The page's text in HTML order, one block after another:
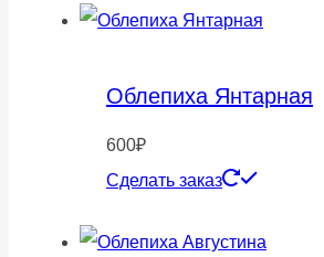
Облепиха Янтарная
600₽
Сделать заказ